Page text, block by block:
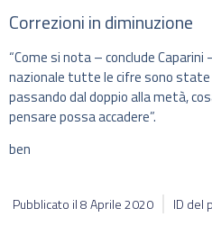
Correzioni in diminuzione
“Come si nota – conclude
nazionale tutte le cifre sono state
passando dal doppio alla metà,
pensare possa accadere”.
ben
Pubblicato il8 Aprile 2020 ID del